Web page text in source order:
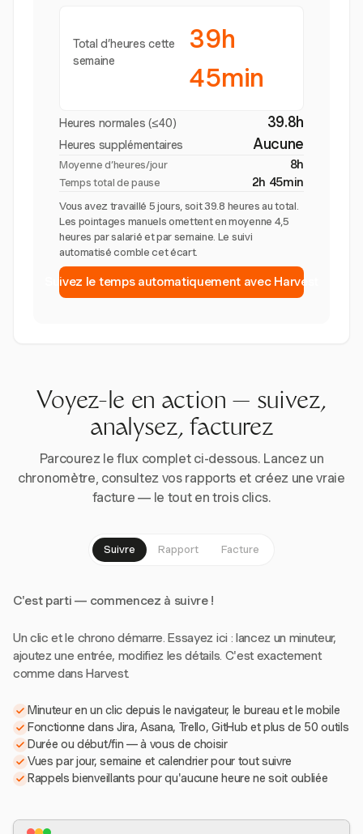
Total d’heures cette
semaine
39h
45min
Heures normales (≤40) 39.8h
Heures supplémentaires Aucune
Moyenne d’heures/jour 8h
Temps total de pause 2h 45min
Vous avez travaillé 5 jours, soit 39.8 heures au total.
Les pointages manuels omettent en moyenne 4,5
heures par salarié et par semaine. Le suivi
automatisé comble cet écart.
Suivez le temps automatiquement avec Harvest
Voyez-le en action — suivez,
analysez, facturez
Parcourez le flux complet ci-dessous. Lancez un
chronomètre, consultez vos rapports et créez une vraie
facture — le tout en trois clics.
Suivre Rapport Facture
C'est parti — commencez à suivre !
Un clic et le chrono démarre. Essayez ici : lancez un minuteur,
ajoutez une entrée, modifiez les détails. C'est exactement
comme dans Harvest.
Minuteur en un clic depuis le navigateur, le bureau et le mobile
Fonctionne dans Jira, Asana, Trello, GitHub et plus de 50 outils
Durée ou début/fin — à vous de choisir
Vues par jour, semaine et calendrier pour tout suivre
Rappels bienveillants pour qu'aucune heure ne soit oubliée